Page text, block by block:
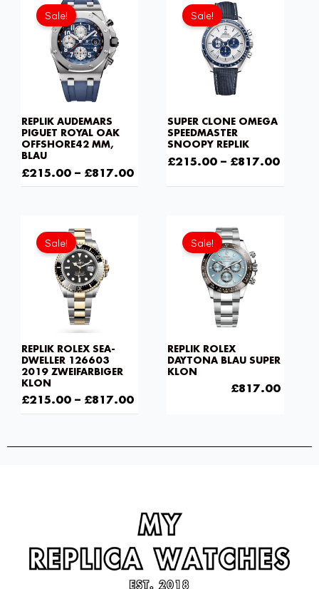
Sale!
REPLIK AUDEMARS
PIGUET ROYAL OAK
OFFSHORE42 MM,
BLAU
£215.00 – £817.00
Sale!
SUPER CLONE OMEGA
SPEEDMASTER
SNOOPY REPLIK
£215.00 – £817.00
Sale!
REPLIK ROLEX SEA-
DWELLER 126603
2019 ZWEIFARBIGER
KLON
£215.00 – £817.00
Sale!
REPLIK ROLEX
DAYTONA BLAU SUPER
KLON
Preis
war:
£1,118.00
£817.00